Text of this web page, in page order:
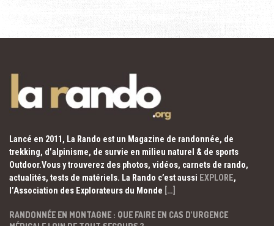
Lancé en 2011, La Rando est un Magazine de randonnée, de
trekking, d’alpinisme, de survie en milieu naturel & de sports
Outdoor.Vous y trouverez des photos, vidéos, carnets de rando,
actualités, tests de matériels. La Rando c’est aussi EXPLORE,
l’Association des Explorateurs du Monde […]
RANDONNÉE EN MONTAGNE : QUE FAIRE EN CAS D’URGENCE